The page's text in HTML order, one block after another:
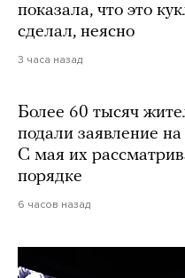
показала, что это
сделал, неясно
3 часа назад
Более 60 тысяч
подали заявление
С мая их
порядке
6 часов назад